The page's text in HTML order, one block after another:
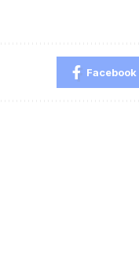
Facebook